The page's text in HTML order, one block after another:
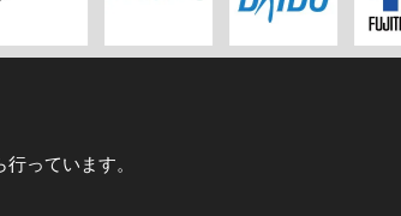
っています。